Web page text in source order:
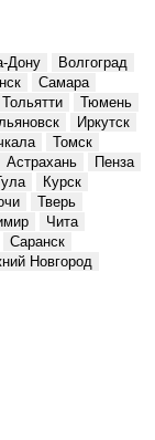
Дону
Волгоград
Самара
Тольятти
Тюмень
Иркутск
Томск
Астрахань
Пенза
Курск
Тверь
Чита
Саранск
Новгород